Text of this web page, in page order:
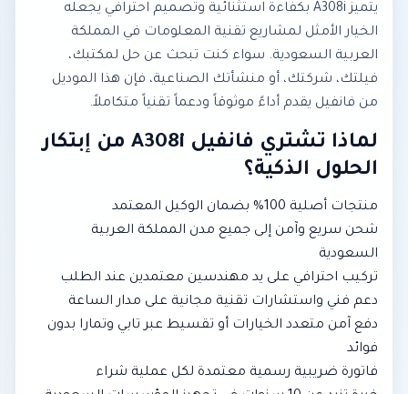
يتميز A308i بكفاءة استثنائية وتصميم احترافي يجعله
الخيار الأمثل لمشاريع تقنية المعلومات في المملكة
العربية السعودية. سواء كنت تبحث عن حل لمكتبك،
فيلتك، شركتك، أو منشأتك الصناعية، فإن هذا الموديل
من فانفيل يقدم أداءً موثوقاً ودعماً تقنياً متكاملاً.
لماذا تشتري فانفيل A308i من إبتكار
الحلول الذكية؟
منتجات أصلية 100% بضمان الوكيل المعتمد
شحن سريع وآمن إلى جميع مدن المملكة العربية
السعودية
تركيب احترافي على يد مهندسين معتمدين عند الطلب
دعم فني واستشارات تقنية مجانية على مدار الساعة
دفع آمن متعدد الخيارات أو تقسيط عبر تابي وتمارا بدون
فوائد
فاتورة ضريبية رسمية معتمدة لكل عملية شراء